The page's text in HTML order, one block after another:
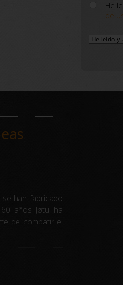
He
de
han fabricado
años Jøtul ha
de combatir el
mundial nos
que